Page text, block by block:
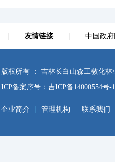
友情链接 中国政府
版权所有 ： 吉林长白山森工敦化林
ICP备案序号： 吉ICP备14000554号-1
企业简介 管理机构 联系我们